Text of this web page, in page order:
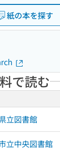
紙の本を探す
で読む
立図書館
立中央図書館